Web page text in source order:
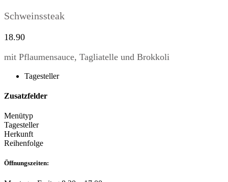
Schweinssteak
18.90
mit Pflaumensauce, Tagliatelle und Brokkoli
Tagesteller
Zusatzfelder
Menütyp
Tagesteller
Herkunft
Reihenfolge
Öffnungszeiten: